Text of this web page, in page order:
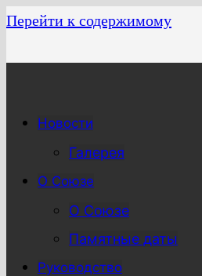
Перейти к содержимому
Новости
Галерея
О Союзе
О Союзе
Памятные даты
Руководство